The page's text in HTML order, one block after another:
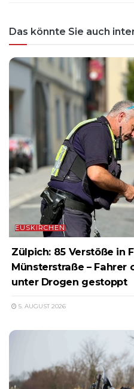
Das könnte Sie auch
EUSKIRCHEN
Zülpich: 85 Verstöße in
Münsterstraße – Fahrer
unter Drogen gestoppt
5. AUGUST 2026